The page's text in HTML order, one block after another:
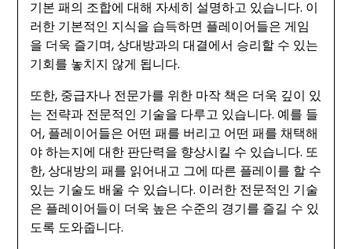
기본 패의 조합에 대해 자세히 설명하고 있습니다. 이
러한 기본적인 지식을 습득하면 플레이어들은 게임
을 더욱 즐기며, 상대방과의 대결에서 승리할 수 있는
기회를 놓치지 않게 됩니다.
또한, 중급자나 전문가를 위한 마작 책은 더욱 깊이 있
는 전략과 전문적인 기술을 다루고 있습니다. 예를 들
어, 플레이어들은 어떤 패를 버리고 어떤 패를 채택해
야 하는지에 대한 판단력을 향상시킬 수 있습니다. 또
한, 상대방의 패를 읽어내고 그에 따른 플레이를 할 수
있는 기술도 배울 수 있습니다. 이러한 전문적인 기술
은 플레이어들이 더욱 높은 수준의 경기를 즐길 수 있
도록 도와줍니다.